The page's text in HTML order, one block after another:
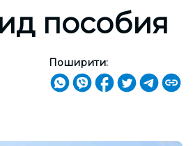
пособия
Поширити: